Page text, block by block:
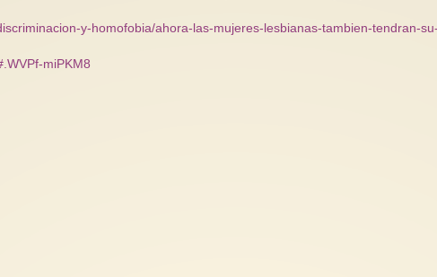
y-homofobia/ahora-las-mujeres-lesbianas-tambien-tendran-
miPKM8